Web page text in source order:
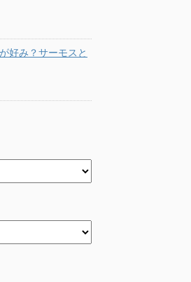
好み？サーモスと